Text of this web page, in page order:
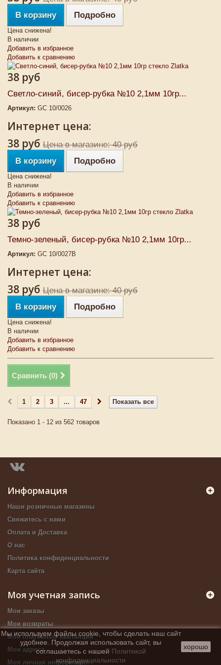
В корзину
Подробно
Цена снижена!
В наличии
Добавить в избранное
Добавить к сравнению
38 руб
Светло-синий, бисер-рубка №10 2,1мм 10гр...
Артикул: GC 10/0026
Интернет цена:
38 руб Цена в магазине: 40 руб
В корзину
Подробно
Цена снижена!
В наличии
Добавить в избранное
Добавить к сравнению
38 руб
Темно-зеленый, бисер-рубка №10 2,1мм 10гр...
Артикул: GC 10/0027B
Интернет цена:
38 руб Цена в магазине: 40 руб
В корзину
Подробно
Цена снижена!
В наличии
Добавить в избранное
Добавить к сравнению
Сравнить (0)
Показать все
1 2 3 ... 47
Показано 1 - 12 из 562 товаров
Информация
Наши розничные магазины
Свяжитесь с нами
Оплата и Доставка
О нас
Политика конфиденциальности
Карта сайта
Моя учетная запись
Мои заказы
Мои возвраты
Мои платёжные квитанции
Мои адреса
Моя личная информация
Мы используем файлы cookie, чтобы сделать наш сайт
удобнее. Продолжая использовать сайт, вы
соглашаетесь с нашей Политикой
конфиденциальности
хорошо